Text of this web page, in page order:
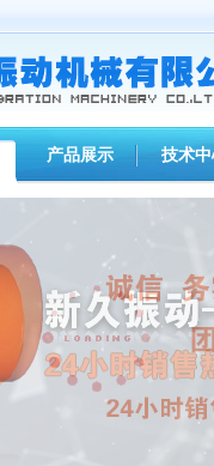
产品展示 技术